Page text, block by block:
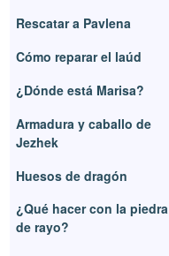
Rescatar a Pavlena
Cómo reparar el laúd
¿Dónde está Marisa?
Armadura y caballo de
Jezhek
Huesos de dragón
¿Qué hacer con la piedra
de rayo?